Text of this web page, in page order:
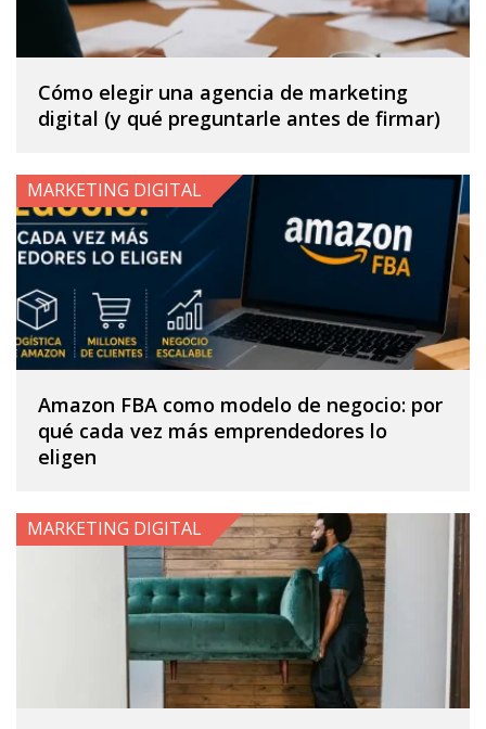
Cómo elegir una agencia de marketing
digital (y qué preguntarle antes de firmar)
Amazon FBA como modelo de negocio: por
qué cada vez más emprendedores lo
eligen
MARKETING DIGITAL
MARKETING DIGITAL